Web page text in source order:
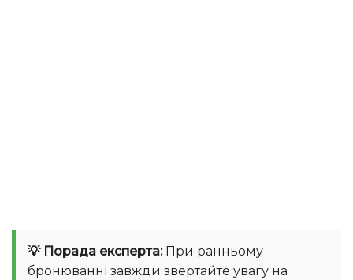
💡 Порада експерта:При ранньому
бронюванні завжди звертайте увагу на